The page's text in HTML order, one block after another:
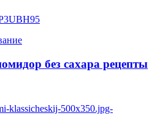
без сахара рецепты